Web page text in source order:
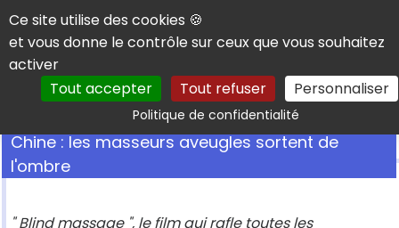
Panneau de gestion des cookies
Ce site utilise des cookies 🍪
et vous donne le contrôle sur ceux que vous souhaitez
activer
Tout accepter
Tout refuser Personnaliser
Politique de confidentialitéRechercher
Chine : les masseurs aveugles sortent de
l'ombre
" Blind massage ", le film qui rafle toutes les